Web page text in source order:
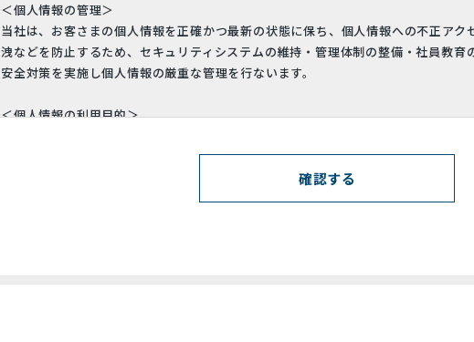
＜個人情報の管理＞
当社は、お客さまの個人情報を正確かつ最新の状態に保ち、個人情報への不正アク
洩などを防止するため、セキュリティシステムの維持・管理体制の整備・社員教育
安全対策を実施し個人情報の厳重な管理を行ないます。
＜個人情報の利用目的＞
ルや資料のご送付に利用いたします。
＜個人情報の第三者への開示・提供の禁止＞